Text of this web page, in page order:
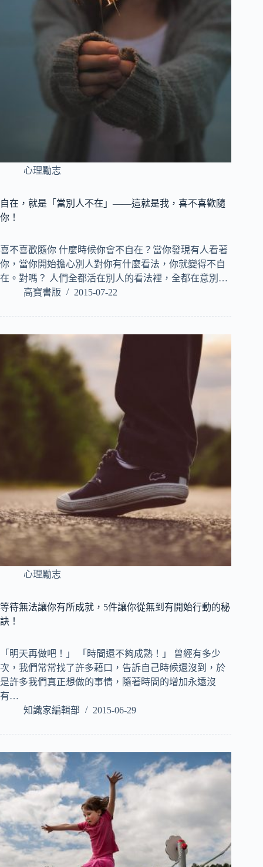
心理勵志
自在，就是「當別人不在」——這就是我，喜不喜歡隨
你！
喜不喜歡隨你 什麼時候你會不自在？當你發現有人看著
你，當你開始擔心別人對你有什麼看法，你就變得不自
在。對嗎？ 人們全都活在別人的看法裡，全都在意別…
高寶書版
2015-07-22
心理勵志
等待無法讓你有所成就，5件讓你從無到有開始行動的秘
訣！
「明天再做吧！」 「時間還不夠成熟！」 曾經有多少
次，我們常常找了許多藉口，告訴自己時候還沒到，於
是許多我們真正想做的事情，隨著時間的增加永遠沒
有…
知識家編輯部
2015-06-29